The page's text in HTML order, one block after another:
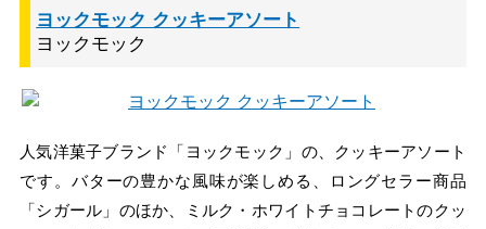
ヨックモック クッキーアソート
ヨックモック
人気洋菓子ブランド「ヨックモック」の、クッキーアソート
です。バターの豊かな風味が楽しめる、ロングセラー商品
「シガール」のほか、ミルク・ホワイトチョコレートのクッ